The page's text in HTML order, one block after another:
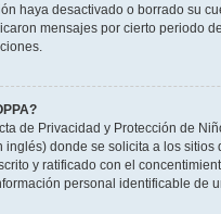
haya desactivado o borrado su
mensajes por cierto periodo
de Privacidad y Protección de
inglés) donde se solicita a los
y ratificado con el
personal identificable de